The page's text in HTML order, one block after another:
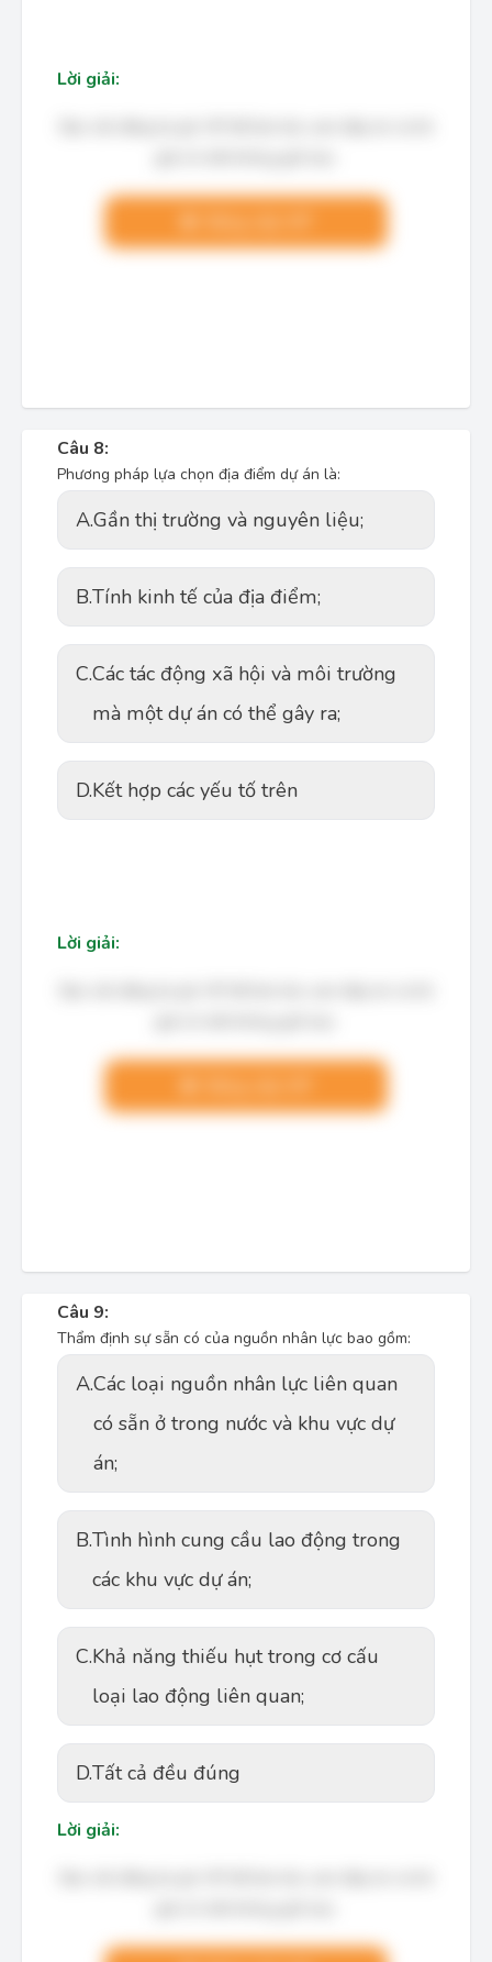
Lời giải:
Câu 8:
Phương pháp lựa chọn địa điểm dự án là:
A.Gần thị trường và nguyên liệu;
B.Tính kinh tế của địa điểm;
C.Các tác động xã hội và môi trường
mà một dự án có thể gây ra;
D.Kết hợp các yếu tố trên
Lời giải:
Câu 9:
Thẩm định sự sẵn có của nguồn nhân lực bao gồm:
A.Các loại nguồn nhân lực liên quan
có sẵn ở trong nước và khu vực dự
án;
B.Tình hình cung cầu lao động trong
các khu vực dự án;
C.Khả năng thiếu hụt trong cơ cấu
loại lao động liên quan;
D.Tất cả đều đúng
Lời giải: